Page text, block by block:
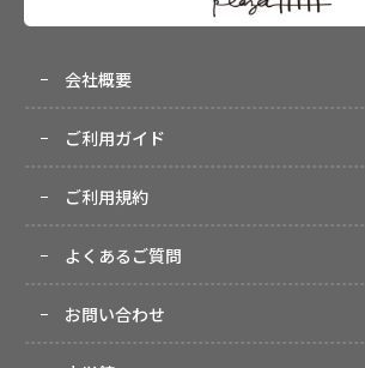
会社概要
ご利用ガイド
ご利用規約
よくあるご質問
お問い合わせ